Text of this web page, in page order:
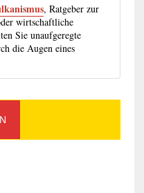
, Ratgeber zur
wirtschaftliche
Sie unaufgeregte
die Augen eines